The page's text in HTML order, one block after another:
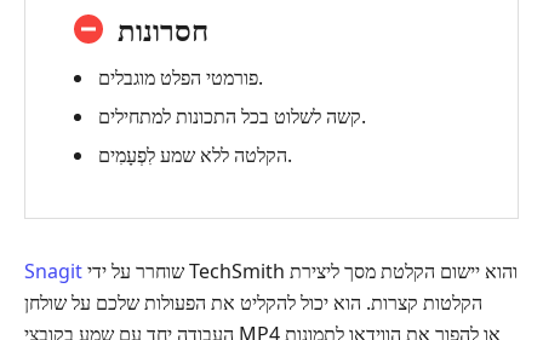
חסרונות
פורמטי הפלט מוגבלים.
קשה לשלוט בכל התכונות למתחילים.
הקלטה ללא שמעלִפְעָמִים.
Snagit
הקלטות קצרות. הוא יכול להקליט את הפעולות שלכם על שולחן
העבודה יחד עם שמע בקובצי MP4 או להפוך את הווידאו לתמונות